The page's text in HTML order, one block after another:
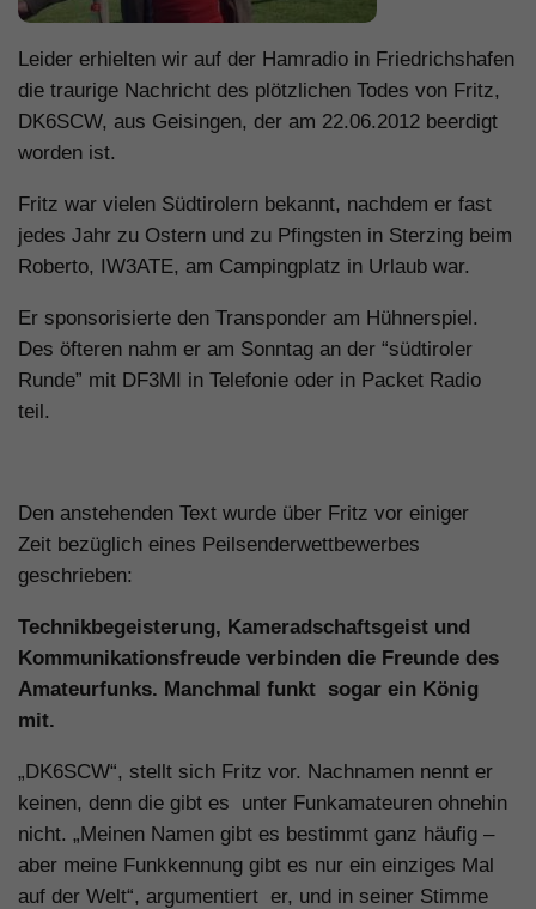
Leider erhielten wir auf der Hamradio in Friedrichshafen
die traurige Nachricht des plötzlichen Todes von Fritz,
DK6SCW, aus Geisingen, der am 22.06.2012 beerdigt
worden ist.
Fritz war vielen Südtirolern bekannt, nachdem er fast
jedes Jahr zu Ostern und zu Pfingsten in Sterzing beim
Roberto, IW3ATE, am Campingplatz in Urlaub war.
Er sponsorisierte den Transponder am Hühnerspiel.
Des öfteren nahm er am Sonntag an der “südtiroler
Runde” mit DF3MI in Telefonie oder in Packet Radio
teil.
Den anstehenden Text wurde über Fritz vor einiger
Zeit bezüglich eines Peilsenderwettbewerbes
geschrieben:
Technikbegeisterung, Kameradschaftsgeist und
Kommunikationsfreude verbinden die Freunde des
Amateurfunks. Manchmal funkt sogar ein König
mit.
„DK6SCW“, stellt sich Fritz vor. Nachnamen nennt er
keinen, denn die gibt es unter Funkamateuren ohnehin
nicht. „Meinen Namen gibt es bestimmt ganz häufig –
aber meine Funkkennung gibt es nur ein einziges Mal
auf der Welt“, argumentiert er, und in seiner Stimme